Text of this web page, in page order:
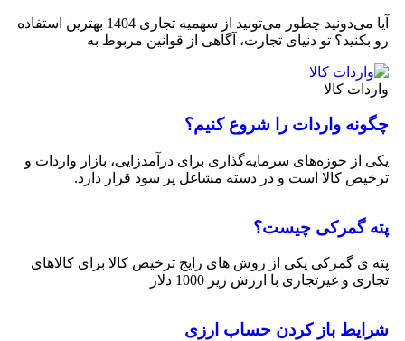
آیا می‌دونید چطور می‌تونید از سهمیه تجاری 1404 بهترین استفاده
رو بکنید؟ تو دنیای تجارت، آگاهی از قوانین مربوط به
واردات کالا
چگونه واردات را شروع کنیم؟
یکی از حوزه‌های سرمایه‌گذاری برای درآمدزایی، بازار واردات و
ترخیص کالا است و در دسته مشاغل پر سود قرار دارد.
پته گمرکی چیست؟
پته ی گمرکی یکی از روش های رایج ترخیص کالا برای کالاهای
تجاری و غیرتجاری با ارزش زیر 1000 دلار
شرایط باز کردن حساب ارزی